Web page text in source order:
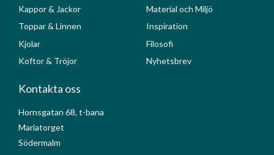
Kappor & Jackor
Toppar & Linnen
Kjolar
Koftor & Tröjor
Material och Miljö
Inspiration
Filosofi
Nyhetsbrev
Kontakta oss
Hornsgatan 68, t-bana
Mariatorget
Södermalm